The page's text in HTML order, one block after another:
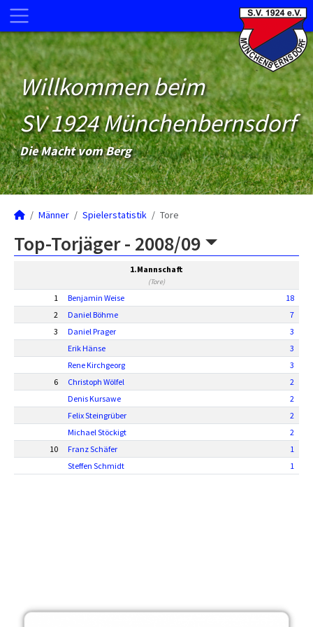
Willkommen beim
SV 1924 Münchenbernsdorf
Die Macht vom Berg
Männer Spielerstatistik Tore
Top-Torjäger - 2008/09
1.Mannschaft
(Tore)
1 Benjamin Weise
18
2
Daniel Böhme
7
3
Daniel Prager
3
Erik Hänse
3
Rene Kirchgeorg
3
6
Christoph Wölfel
2
Denis Kursawe
2
Felix Steingrüber
2
Michael Stöckigt
2
10
Franz Schäfer
1
Steffen Schmidt
1